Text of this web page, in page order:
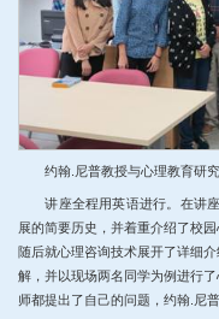
约翰.尼普教授与心理教育研
讲座全程用英语进行。在讲
展的简要历史，并着重介绍了校
随后就心理咨询技术展开了详细
解，并以现场两名同学为例进行
师都提出了自己的问题，约翰.尼